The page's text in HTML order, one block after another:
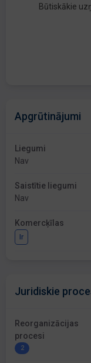
Būtiskākie
Apgrūtinājumi
Liegumi
Nav
Saistītie liegumi
Nav
Komercķīlas
Ir
Juridiskie
Reorganizācijas
procesi
2